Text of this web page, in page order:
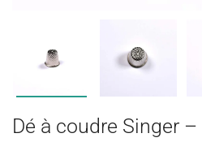
Dé à coudre Singer